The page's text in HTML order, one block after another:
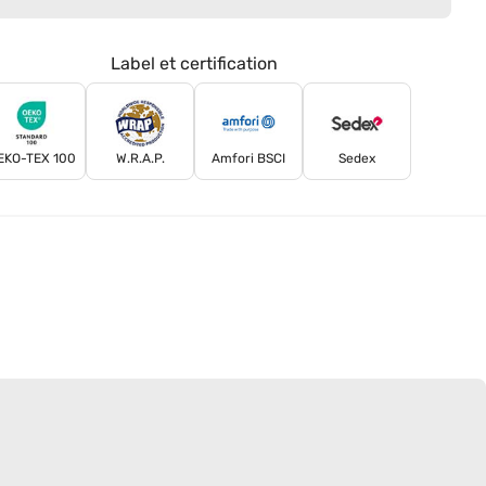
Label et certification
TEX 100 W.R.A.P. Amfori BSCI Sedex